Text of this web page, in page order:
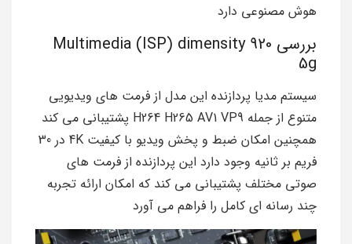
هوش مصنوعی دارد
بررسی Multimedia (ISP) dimensity 920
5g
سیستم مدیا پردازنده این مدل از فرمت های ویدیویی
متنوع از جمله H264 H265 AV1 VP9 پشتیبانی می کند
همچنین امکان ضبط و پخش ویدیو با کیفیت 4K در 30
فریم بر ثانیه وجود دارد این پردازنده از فرمت های
صوتی مختلف پشتیبانی می کند که امکان ارائه تجربه
چند رسانه ای کامل را فراهم می آورد